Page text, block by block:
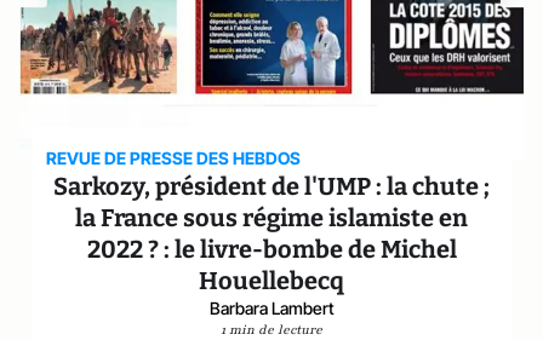
REVUE DE PRESSE DES HEBDOS
Sarkozy, président de l'UMP : la chute ;
la France sous régime islamiste en
2022 ? : le livre-bombe de Michel
Houellebecq
Barbara Lambert
1 min de lecture